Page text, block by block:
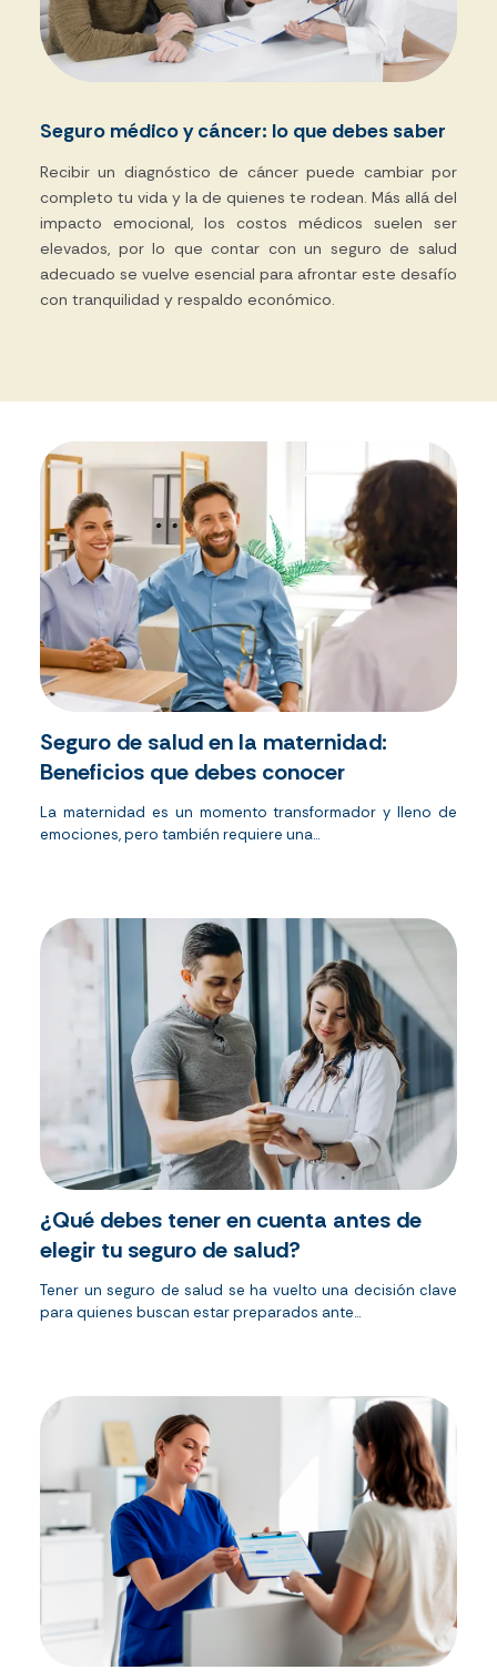
Seguro médico y cáncer: lo que debes saber
Recibir un diagnóstico de cáncer puede cambiar por
completo tu vida y la de quienes te rodean. Más allá del
impacto emocional, los costos médicos suelen ser
elevados, por lo que contar con un seguro de salud
adecuado se vuelve esencial para afrontar este desafío
con tranquilidad y respaldo económico.
Seguro de salud en la maternidad:
Beneficios que debes conocer
La maternidad es un momento transformador y lleno de
emociones, pero también requiere una...
¿Qué debes tener en cuenta antes de
elegir tu seguro de salud?
Tener un seguro de salud se ha vuelto una decisión clave
para quienes buscan estar preparados ante...